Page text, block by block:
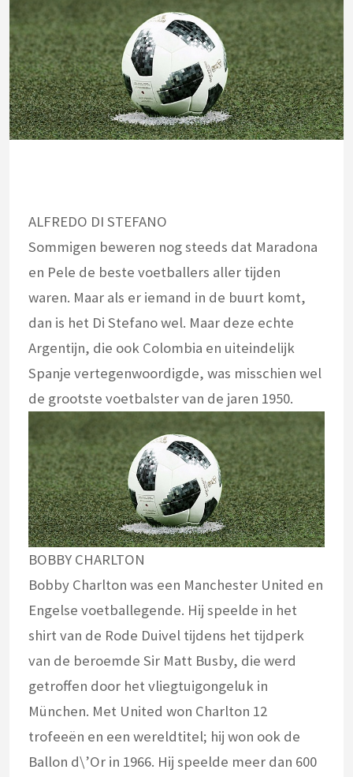
ALFREDO DI STEFANO
Sommigen beweren nog steeds dat Maradona
en Pele de beste voetballers aller tijden
waren. Maar als er iemand in de buurt komt,
dan is het Di Stefano wel. Maar deze echte
Argentijn, die ook Colombia en uiteindelijk
Spanje vertegenwoordigde, was misschien wel
de grootste voetbalster van de jaren 1950.
BOBBY CHARLTON
Bobby Charlton was een Manchester United en
Engelse voetballegende. Hij speelde in het
shirt van de Rode Duivel tijdens het tijdperk
van de beroemde Sir Matt Busby, die werd
getroffen door het vliegtuigongeluk in
München. Met United won Charlton 12
trofeeën en een wereldtitel; hij won ook de
Ballon d\’Or in 1966. Hij speelde meer dan 600